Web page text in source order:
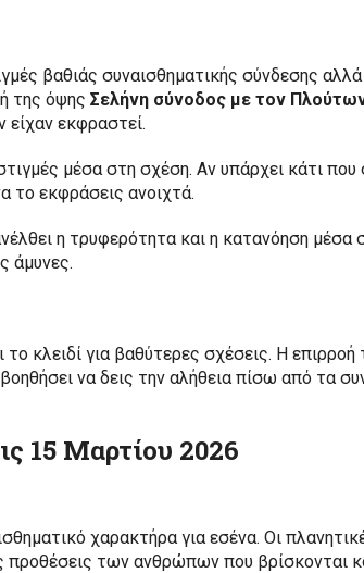
βαθιάς συναισθηματικής σύνδεσης αλλά
της όψης Σελήνη σύνοδος με τον
είχαν εκφραστεί.
μέσα στη σχέση. Αν υπάρχει κάτι
το εκφράσεις ανοιχτά.
η τρυφερότητα και η κατανόηση μέσα
άμυνες.
το κλειδί για βαθύτερες σχέσεις. Η επιρροή
να δεις την αλήθεια πίσω από τα
15 Μαρτίου 2026
χαρακτήρα για εσένα. Οι
προθέσεις των ανθρώπων που βρίσκονται